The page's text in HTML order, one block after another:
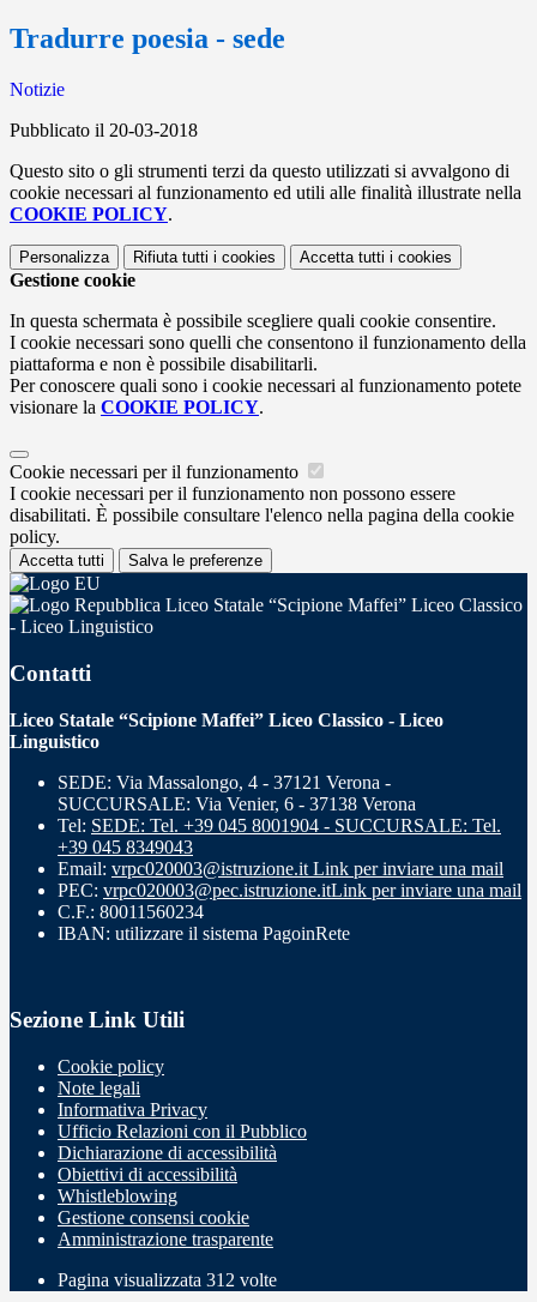
Tradurre poesia - sede
Notizie
Pubblicato il 20-03-2018
Questo sito o gli strumenti terzi da questo utilizzati si avvalgono di
cookie necessari al funzionamento ed utili alle finalità illustrate nella
COOKIE POLICY.
Personalizza Rifiuta tutti i cookies Accetta tutti i cookies
Gestione cookie
In questa schermata è possibile scegliere quali cookie consentire.
I cookie necessari sono quelli che consentono il funzionamento della
piattaforma e non è possibile disabilitarli.
Per conoscere quali sono i cookie necessari al funzionamento potete
visionare la COOKIE POLICY.
Cookie necessari per il funzionamento
I cookie necessari per il funzionamento non possono essere
disabilitati. È possibile consultare l'elenco nella pagina della cookie
policy.
Accetta tutti Salva le preferenze
Liceo Statale “Scipione Maffei” Liceo Classico
- Liceo Linguistico
Contatti
Liceo Statale “Scipione Maffei” Liceo Classico - Liceo
Linguistico
SEDE: Via Massalongo, 4 - 37121 Verona -
SUCCURSALE: Via Venier, 6 - 37138 Verona
Tel: SEDE: Tel. +39 045 8001904 - SUCCURSALE: Tel.
+39 045 8349043
Email: vrpc020003@istruzione.it Link per inviare una mail
PEC: vrpc020003@pec.istruzione.itLink per inviare una mail
C.F.: 80011560234
IBAN: utilizzare il sistema PagoinRete
Sezione Link Utili
Cookie policy
Note legali
Informativa Privacy
Ufficio Relazioni con il Pubblico
Dichiarazione di accessibilità
Obiettivi di accessibilità
Whistleblowing
Gestione consensi cookie
Amministrazione trasparente
Pagina visualizzata 312 volte